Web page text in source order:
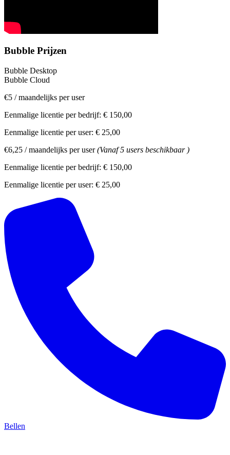
Bubble Prijzen
Bubble Desktop
Bubble Cloud
€5 /maandelijks per user
Eenmalige licentie per bedrijf: € 150,00
Eenmalige licentie per user: € 25,00
€6,25 /maandelijks per user (Vanaf 5 users beschikbaar )
Eenmalige licentie per bedrijf: € 150,00
Eenmalige licentie per user: € 25,00
Bellen